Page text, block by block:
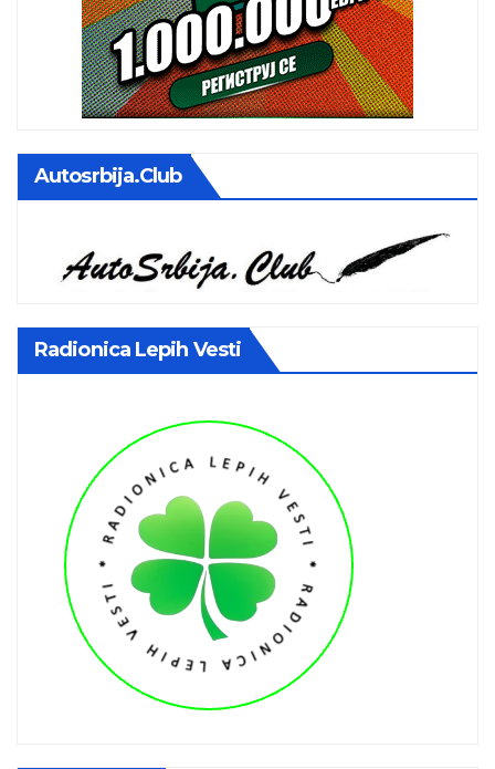
Autosrbija.club
Radionica Lepih Vesti